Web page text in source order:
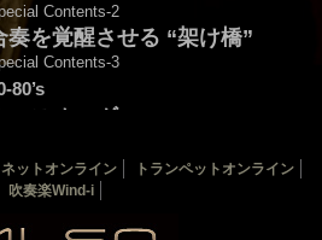
Contents-2
奏を覚醒させる “架け橋”
Contents-3
80’s
ロスオーヴァー・
源連動：演奏＆解説by後藤天太
バー：渡辺貞夫
SAX バックナンバー
ットオンライン
トランペットオンライン
吹奏楽Wind-i